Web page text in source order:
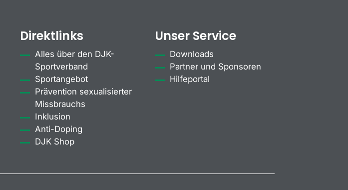
Direktlinks
Alles über den DJK-
Sportverband
Sportangebot
Prävention sexualisierter
Missbrauchs
Inklusion
Anti-Doping
DJK Shop
Unser Service
Downloads
Partner und Sponsoren
Hilfeportal